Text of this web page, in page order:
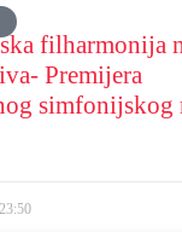
filharmonija
Premijera
simfonijskog
23:50